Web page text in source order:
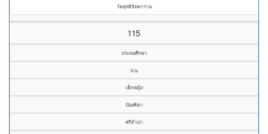
วัดสุทธิจิตตาราม
115
ประถมศึกษา
ป.๖
เด็กหญิง
ปัณฑิตา
ศรีจำปา